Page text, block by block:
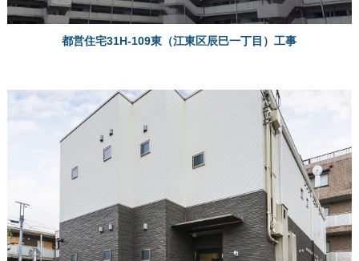
都営住宅31H-109東（江東区辰巳一丁目）工事